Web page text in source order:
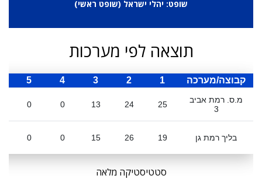
שופט: יהלי ישראל (שופט ראשי)
תוצאה לפי מערכות
קבוצה/מערכה 1
2
3
4
5
מ.ס. רמת אביב
3
25
24
13
0
0
בליך רמת גן 19
26
15
0
0
סטטיסטיקה מלאה